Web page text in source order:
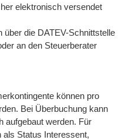
elektronisch versendet
über die DATEV-Schnittstelle
an den Steuerberater
können pro
Bei Überbuchung kann
aufgebaut werden. Für
als Status Interessent,